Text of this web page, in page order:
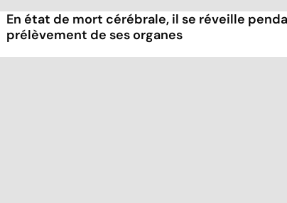
En état de mort cérébrale, il se réveille
prélèvement de ses organes